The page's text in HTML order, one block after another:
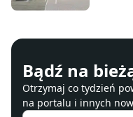
Bądź na
Otrzymaj co tydzień
na portalu i innych